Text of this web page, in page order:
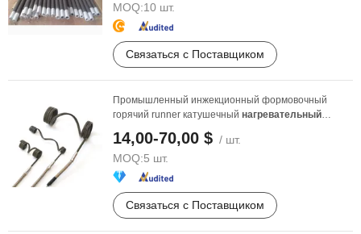
MOQ:10 шт.
Связаться с Поставщиком
Промышленный инжекционный формовочный
горячий runner катушечный нагревательный
нагревателя
14,00-70,00 $ / шт.
MOQ:5 шт.
Связаться с Поставщиком